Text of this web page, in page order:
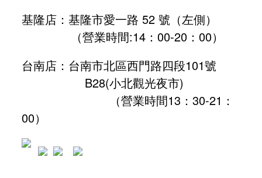
基隆店：基隆市愛一路 52 號（左側）
（營業時間:14：00-20：00）
台南店：台南市北區西門路四段101號
B28(小北觀光夜市)
（營業時間13：30-21：
00）